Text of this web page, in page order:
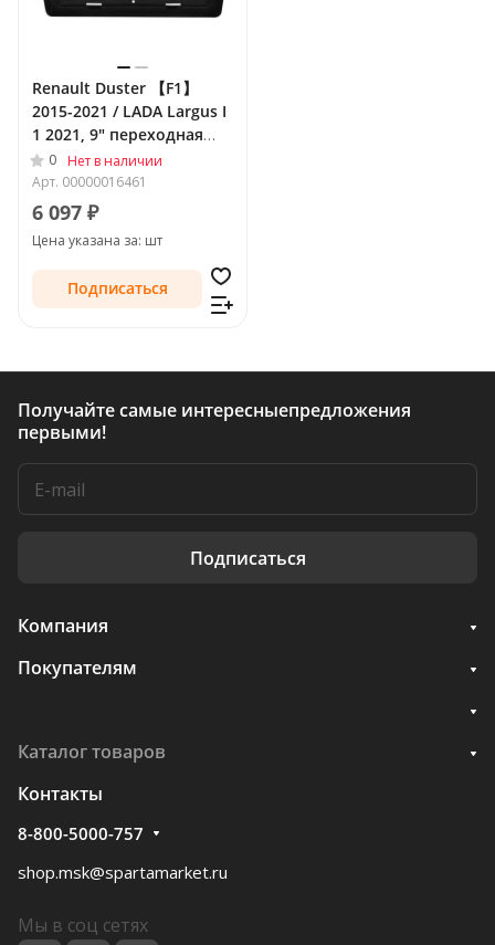
Renault Duster 【F1】
2015-2021 / LADA Largus I
1 2021, 9" переходная
рамка Teyes 1505
0
Нет в наличии
Арт. 00000016461
6 097 ₽
Цена указана за: шт
Подписаться
Получайте самые интересныепредложения
первыми!
Подписаться
Компания
Покупателям
Каталог товаров
Контакты
8-800-5000-757
shop.msk@spartamarket.ru
Мы в соц сетях